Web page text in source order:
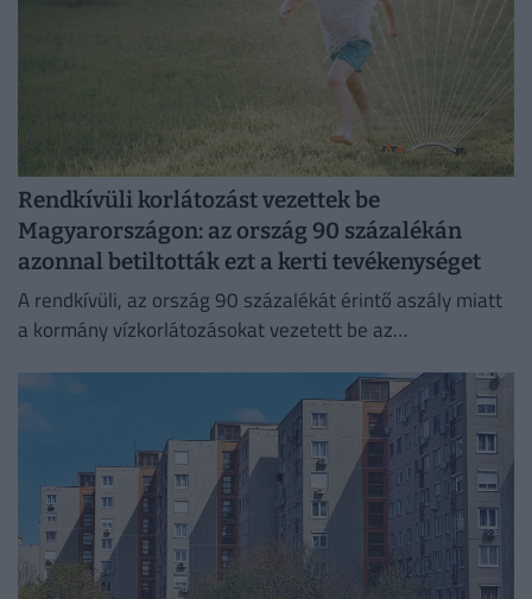
Rendkívüli korlátozást vezettek be
Magyarországon: az ország 90 százalékán
azonnal betiltották ezt a kerti tevékenységet
A rendkívüli, az ország 90 százalékát érintő aszály miatt
a kormány vízkorlátozásokat vezetett be az
biztosítása érdekében.